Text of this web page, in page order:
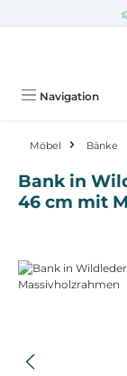
Zum Hauptinhalt
Navigation
Möbel Bänke
Bank in
46 cm mit
Bildergalerie